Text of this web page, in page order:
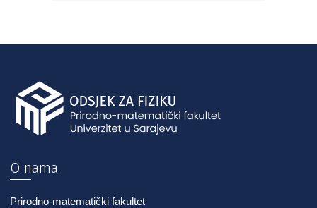
O nama
Prirodno-matematički fakultet